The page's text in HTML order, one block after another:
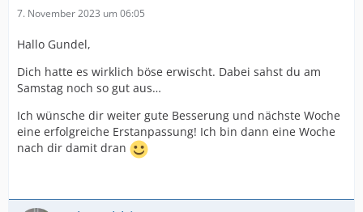
7. November 2023 um 06:05
Hallo Gundel,
Dich hatte es wirklich böse erwischt. Dabei sahst du am
Samstag noch so gut aus…
Ich wünsche dir weiter gute Besserung und nächste Woche
eine erfolgreiche Erstanpassung! Ich bin dann eine Woche
nach dir damit dran